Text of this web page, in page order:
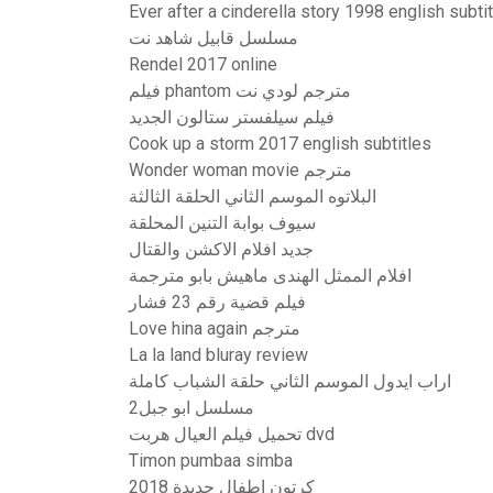
Ever after a cinderella story 1998 english
مسلسل قابيل شاهد نت
Rendel 2017 online
فيلم phantom مترجم لودي نت
فيلم سيلفستر ستالون الجديد
Cook up a storm 2017 english subtitles
Wonder woman movie مترجم
البلاتوه الموسم الثاني الحلقة الثالثة
سيوف بوابة التنين المحلقة
جديد افلام الاكشن والقتال
افلام الممثل الهندى ماهيش بابو مترجمة
فيلم قضية رقم 23 فشار
Love hina again مترجم
La la land bluray review
اراب ايدول الموسم الثاني حلقة الشباب كاملة
مسلسل ابو جبل2
تحميل فيلم العيال هربت dvd
Timon pumbaa simba
كرتون اطفال جديدة 2018